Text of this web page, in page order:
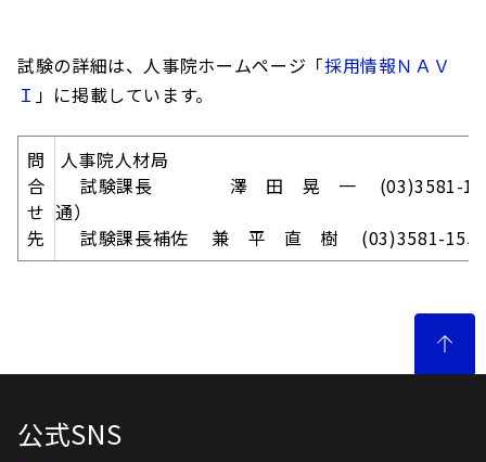
試験の詳細は、人事院ホームページ「採用情報ＮＡＶ
Ｉ 」に掲載しています。
問
合
せ
先
人事院人材局
試験課長 澤 田 晃 一 (03)3581-
通）
試験課長補佐 兼 平 直 樹 (03)3581-1554
公式SNS